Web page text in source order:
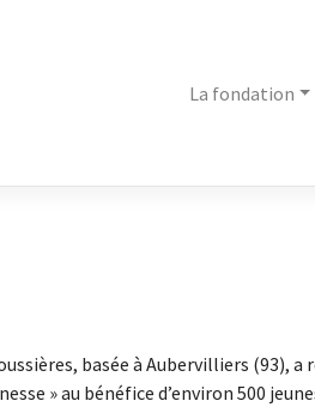
La fondation
basée à Aubervilliers
» au bénéfice d’environ 500